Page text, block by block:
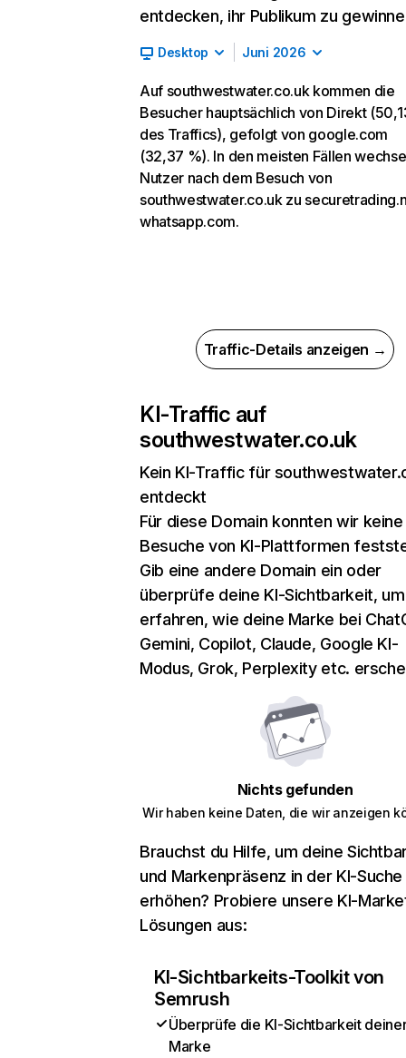
entdecken, ihr Publikum zu
Desktop Juni 2026
Auf southwestwater.co.uk kommen die
Besucher hauptsächlich von Direkt
des Traffics), gefolgt von google.com
(32,37 %). In den meisten Fällen
Nutzer nach dem Besuch von
southwestwater.co.uk zu
whatsapp.com.
Traffic-Details anzeigen →
KI-Traffic auf
southwestwater.co.uk
Kein KI-Traffic für
entdeckt
Für diese Domain konnten wir keine
Besuche von KI-Plattformen
Gib eine andere Domain ein oder
überprüfe deine KI-Sichtbarkeit,
erfahren, wie deine Marke bei
Gemini, Copilot, Claude, Google KI-
Modus, Grok, Perplexity etc.
Nichts gefunden
Wir haben keine Daten, die wir anzeigen
Brauchst du Hilfe, um deine
und Markenpräsenz in der KI-Suche
erhöhen? Probiere unsere KI-
Lösungen aus:
KI-Sichtbarkeits-Toolkit von
Semrush
Überprüfe die KI-Sichtbarkeit
Marke